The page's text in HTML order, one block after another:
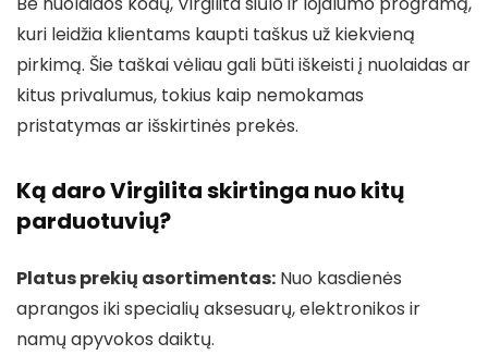
kuri leidžia klientams kaupti taškus už kiekvieną
pirkimą. Šie taškai vėliau gali būti iškeisti į nuolaidas ar
kitus privalumus, tokius kaip nemokamas
pristatymas ar išskirtinės prekės.
Ką daro Virgilita skirtinga nuo kitų
parduotuvių?
Platus prekių asortimentas: Nuo kasdienės
aprangos iki specialių aksesuarų, elektronikos ir
namų apyvokos daiktų.